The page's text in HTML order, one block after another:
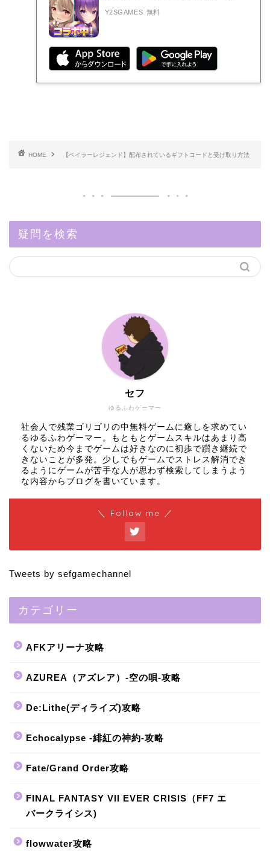
Y2SGAMES 無料
HOME 【ベイラーレジェンド】配布されているギフトコードと受け取り方法
疑問を検索
ゆるふわゲーマー
セフ
社会人で残業ゴリゴリの中無料ゲームに癒しを求めてい
るゆるふわゲーマー。もともとゲームスキルはあまり高
くないため今までゲームは好きなのに初歩で躓き継続で
きないことが多発。少しでもゲームでストレス解消でき
るようにゲームが苦手な人が思わず検索してしまうよう
な内容からブログを書いています。
＼ Follow me ／
Tweets by sefgamechannel
カテゴリー
AFKアリーナ攻略
AZUREA（アズレア）-空の唄-攻略
De:Lithe(ディライズ)攻略
Echocalypse -緋紅の神約-攻略
Fate/Grand Order攻略
FINAL FANTASY VII EVER CRISIS（FF7 エ
バークライシス)
flowwater攻略